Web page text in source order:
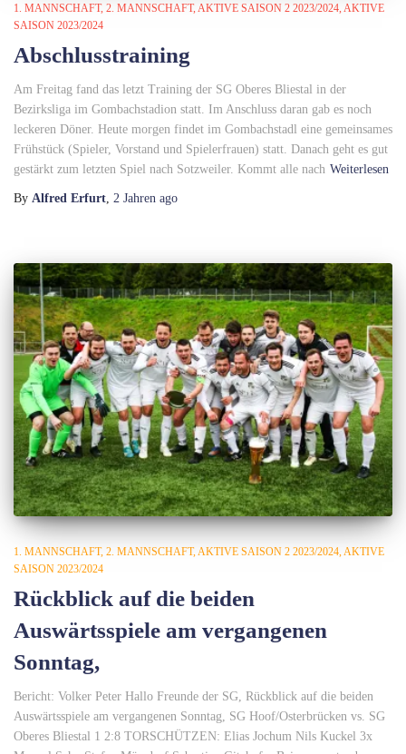
1. MANNSCHAFT 2. MANNSCHAFT AKTIVE SAISON 2 2023/2024 AKTIVE
SAISON 2023/2024
Abschlusstraining
Am Freitag fand das letzt Training der SG Oberes Bliestal in der
Bezirksliga im Gombachstadion statt. Im Anschluss daran gab es noch
leckeren Döner. Heute morgen findet im Gombachstadl eine gemeinsames
Frühstück (Spieler, Vorstand und Spielerfrauen) statt. Danach geht es gut
gestärkt zum letzten Spiel nach Sotzweiler. Kommt alle nach Weiterlesen
By Alfred Erfurt 2 Jahren ago
1. MANNSCHAFT 2. MANNSCHAFT AKTIVE SAISON 2 2023/2024 AKTIVE
SAISON 2023/2024
Rückblick auf die beiden
Auswärtsspiele am vergangenen
Sonntag,
Bericht: Volker Peter Hallo Freunde der SG, Rückblick auf die beiden
Auswärtsspiele am vergangenen Sonntag, SG Hoof/Osterbrücken vs. SG
Oberes Bliestal 1 2:8 TORSCHÜTZEN: Elias Jochum Nils Kuckel 3x